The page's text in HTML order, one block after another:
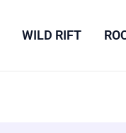
WILD RIFT